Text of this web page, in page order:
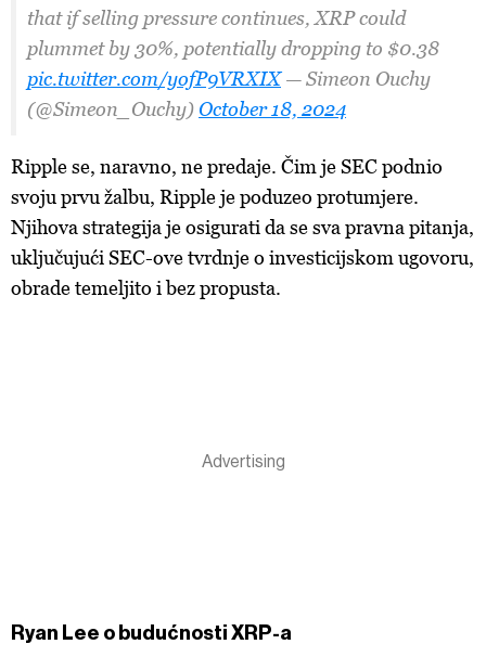
that if selling pressure continues, XRP could
plummet by 30%, potentially dropping to $0.38
pic.twitter.com/yofP9VRXIX— Simeon Ouchy
(@Simeon_Ouchy) October 18, 2024
Ripple se, naravno, ne predaje. Čim je SEC podnio
svoju prvu žalbu, Ripple je poduzeo protumjere.
Njihova strategija je osigurati da se sva pravna pitanja,
uključujući SEC-ove tvrdnje o investicijskom ugovoru,
obrade temeljito i bez propusta.
Ryan Lee o budućnosti XRP-a